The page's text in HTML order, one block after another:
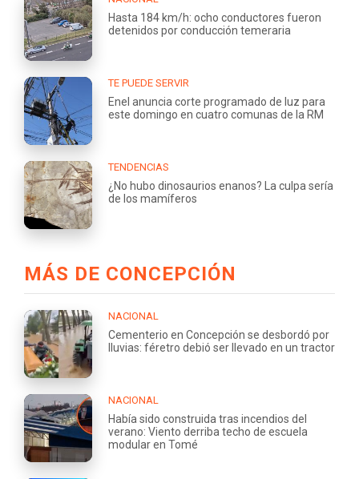
Hasta 184 km/h: ocho conductores fueron
detenidos por conducción temeraria
TE PUEDE SERVIR
Enel anuncia corte programado de luz para
este domingo en cuatro comunas de la RM
TENDENCIAS
¿No hubo dinosaurios enanos? La culpa sería
de los mamíferos
MÁS DE CONCEPCIÓN
NACIONAL
Cementerio en Concepción se desbordó por
lluvias: féretro debió ser llevado en un tractor
NACIONAL
Había sido construida tras incendios del
verano: Viento derriba techo de escuela
modular en Tomé